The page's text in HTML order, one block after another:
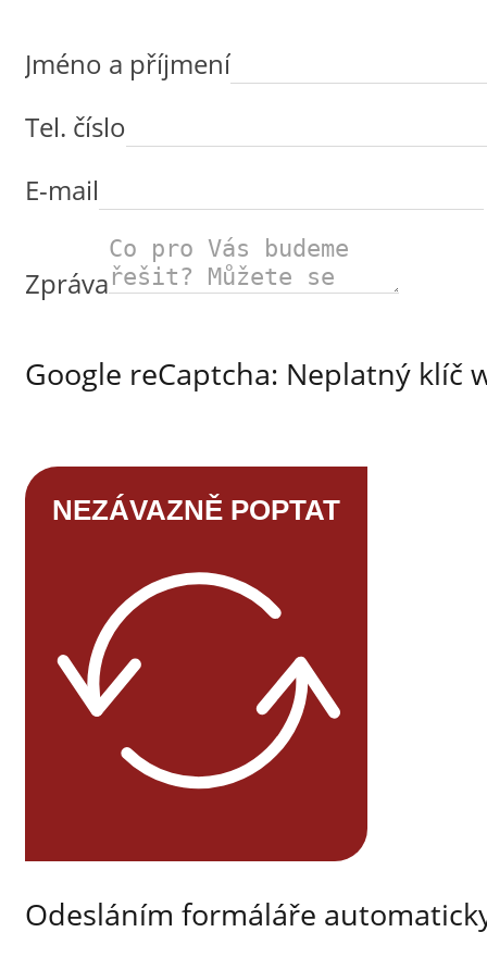
Jméno a příjmení
Tel. číslo
E-mail
Zpráva
Google reCaptcha: Neplatný klíč
NEZÁVAZNĚ POPTAT
Odesláním formáláře